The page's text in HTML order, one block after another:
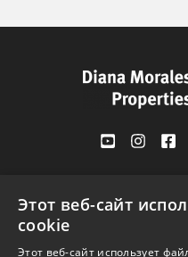
1st
Этот веб-сайт
cookie
Этот веб-сайт использует